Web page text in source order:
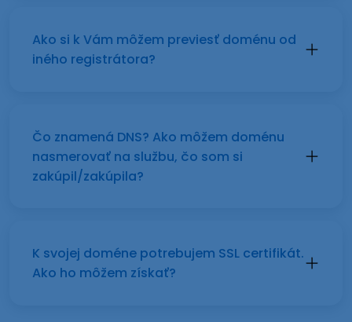
Ako si k Vám môžem previesť doménu od
iného registrátora?
Čo znamená DNS? Ako môžem doménu
nasmerovať na službu, čo som si
zakúpil/zakúpila?
K svojej doméne potrebujem SSL certifikát.
Ako ho môžem získať?